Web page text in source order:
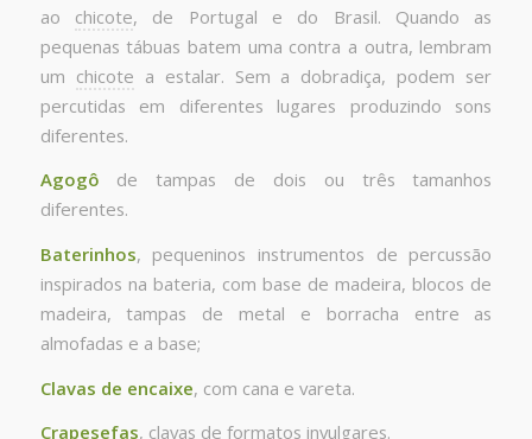
ao chicote, de Portugal e do Brasil. Quando as
pequenas tábuas batem uma contra a outra, lembram
um chicote a estalar. Sem a dobradiça, podem ser
percutidas em diferentes lugares produzindo sons
diferentes.
Agogô de tampas de dois ou três tamanhos
diferentes.
Baterinhos, pequeninos instrumentos de percussão
inspirados na bateria, com base de madeira, blocos de
madeira, tampas de metal e borracha entre as
almofadas e a base;
Clavas de encaixe, com cana e vareta.
Crapesefas, clavas de formatos invulgares.